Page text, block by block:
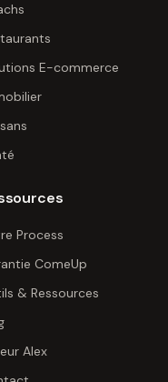
E-commerce
Process
ComeUp
& Ressources
Alex